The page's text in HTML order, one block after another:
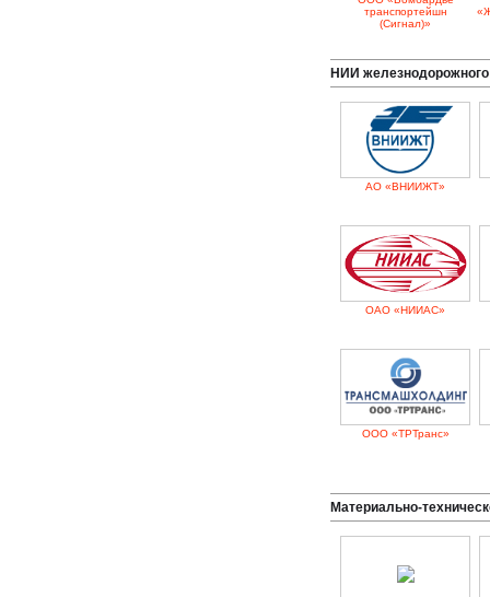
транспортейшн
(Сигнал)»
НИИ железнодорожного
АО «ВНИИЖТ»
ОАО «НИИАС»
ООО «ТРТранс»
Материально-